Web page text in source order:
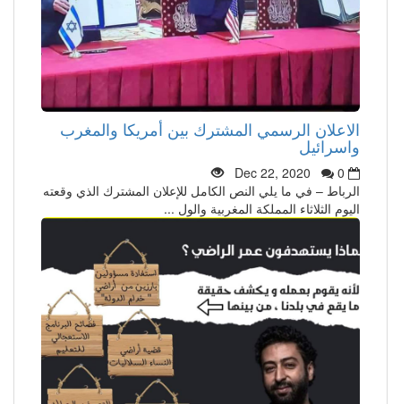
الاعلان الرسمي المشترك بين أمريكا والمغرب
واسرائيل
Dec 22, 2020
0
الرباط – في ما يلي النص الكامل للإعلان المشترك الذي وقعته
اليوم الثلاثاء المملكة المغربية والول ...